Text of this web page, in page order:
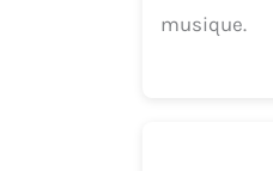
musique.